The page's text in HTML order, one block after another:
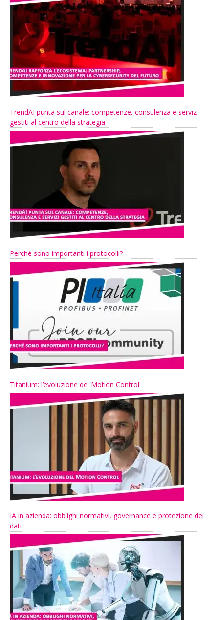
TrendAI punta sul canale: competenze, consulenza e servizi
gestiti al centro della strategia
Perché sono importanti i protocolli?
Titanium: l’evoluzione del Motion Control
IA in azienda: obblighi normativi, governance e protezione dei
dati